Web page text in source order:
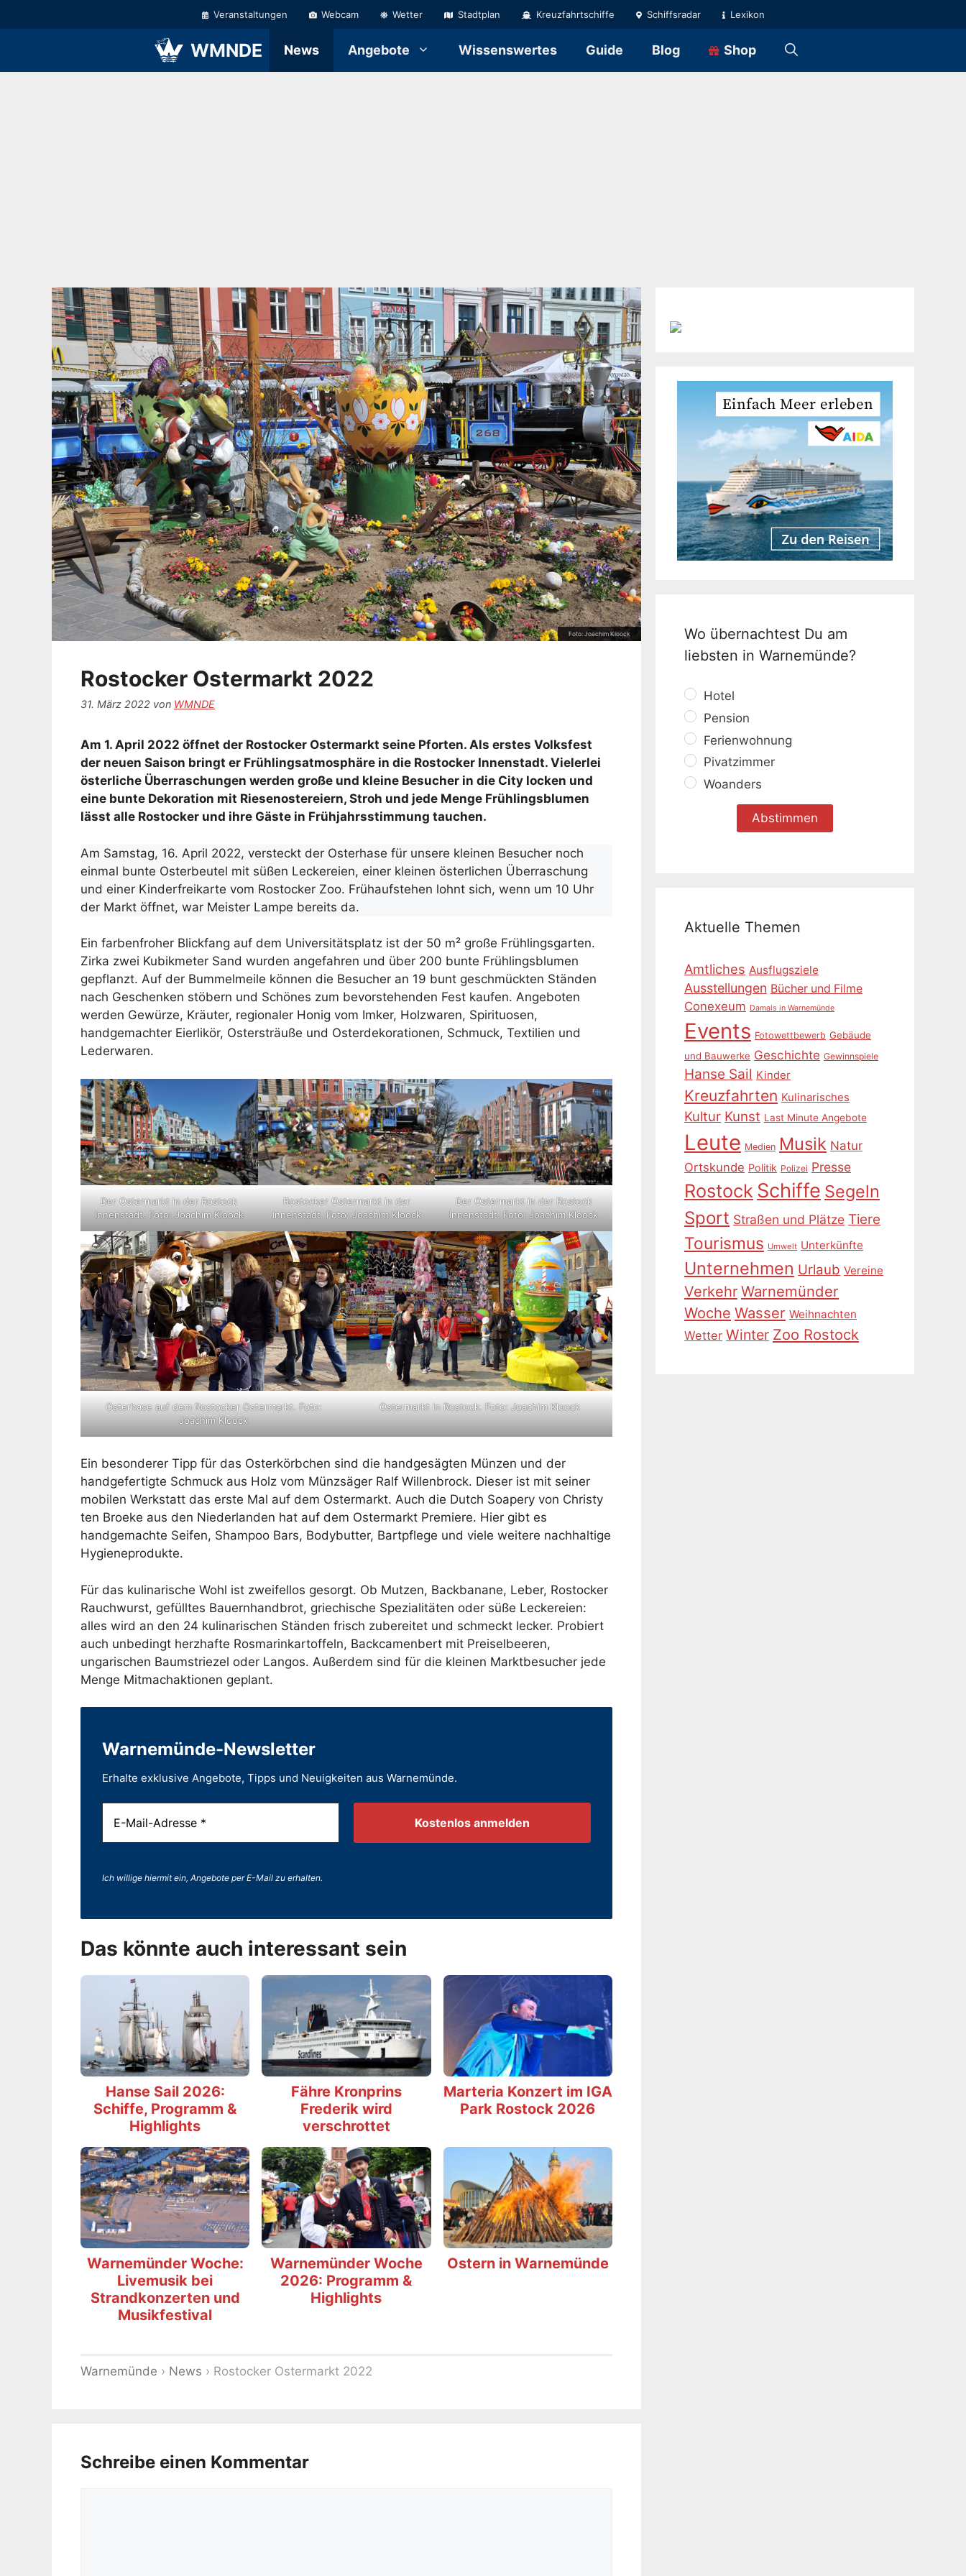
Inhalt
Veranstaltungen Webcam Wetter Stadtplan Kreuzfahrtschiffe Schiffsradar Lexikon
WMNDE News Angebote Wissenswertes Guide Blog Shop
Foto: Joachim Kloock
Rostocker Ostermarkt 2022
31. März 2022 von WMNDE
Am 1. April 2022 öffnet der Rostocker Ostermarkt seine Pforten. Als erstes Volksfest
der neuen Saison bringt er Frühlingsatmosphäre in die Rostocker Innenstadt. Vielerlei
österliche Überraschungen werden große und kleine Besucher in die City locken und
eine bunte Dekoration mit Riesenostereiern, Stroh und jede Menge Frühlingsblumen
lässt alle Rostocker und ihre Gäste in Frühjahrsstimmung tauchen.
Am Samstag, 16. April 2022, versteckt der Osterhase für unsere kleinen Besucher noch
einmal bunte Osterbeutel mit süßen Leckereien, einer kleinen österlichen Überraschung
und einer Kinderfreikarte vom Rostocker Zoo. Frühaufstehen lohnt sich, wenn um 10 Uhr
der Markt öffnet, war Meister Lampe bereits da.
Ein farbenfroher Blickfang auf dem Universitätsplatz ist der 50 m² große Frühlingsgarten.
Zirka zwei Kubikmeter Sand wurden angefahren und über 200 bunte Frühlingsblumen
gepflanzt. Auf der Bummelmeile können die Besucher an 19 bunt geschmückten Ständen
nach Geschenken stöbern und Schönes zum bevorstehenden Fest kaufen. Angeboten
werden Gewürze, Kräuter, regionaler Honig vom Imker, Holzwaren, Spirituosen,
handgemachter Eierlikör, Ostersträuße und Osterdekorationen, Schmuck, Textilien und
Lederwaren.
Der Ostermarkt in der Rostock
Innenstadt. Foto: Joachim Kloock
Rostocker Ostermarkt in der
Innenstadt. Foto: Joachim Kloock
Der Ostermarkt in der Rostock
Innenstadt. Foto: Joachim Kloock
Osterhase auf dem Rostocker Ostermarkt. Foto:
Joachim Kloock
Ostermarkt in Rostock. Foto: Joachim Kloock
Ein besonderer Tipp für das Osterkörbchen sind die handgesägten Münzen und der
handgefertigte Schmuck aus Holz vom Münzsäger Ralf Willenbrock. Dieser ist mit seiner
mobilen Werkstatt das erste Mal auf dem Ostermarkt. Auch die Dutch Soapery von Christy
ten Broeke aus den Niederlanden hat auf dem Ostermarkt Premiere. Hier gibt es
handgemachte Seifen, Shampoo Bars, Bodybutter, Bartpflege und viele weitere nachhaltige
Hygieneprodukte.
Für das kulinarische Wohl ist zweifellos gesorgt. Ob Mutzen, Backbanane, Leber, Rostocker
Rauchwurst, gefülltes Bauernhandbrot, griechische Spezialitäten oder süße Leckereien:
alles wird an den 24 kulinarischen Ständen frisch zubereitet und schmeckt lecker. Probiert
auch unbedingt herzhafte Rosmarinkartoffeln, Backcamenbert mit Preiselbeeren,
ungarischen Baumstriezel oder Langos. Außerdem sind für die kleinen Marktbesucher jede
Menge Mitmachaktionen geplant.
Warnemünde-Newsletter
Erhalte exklusive Angebote, Tipps und Neuigkeiten aus Warnemünde.
Ich willige hiermit ein, Angebote per E-Mail zu erhalten.
Das könnte auch interessant sein
Hanse Sail 2026:
Schiffe, Programm &
Highlights
Fähre Kronprins
Frederik wird
verschrottet
Marteria Konzert im IGA
Park Rostock 2026
Warnemünder Woche:
Livemusik bei
Strandkonzerten und
Musikfestival
Warnemünder Woche
2026: Programm &
Highlights
Ostern in Warnemünde
Warnemünde › News › Rostocker Ostermarkt 2022
Schreibe einen Kommentar
Wo übernachtest Du am
liebsten in Warnemünde?
Hotel
Pension
Ferienwohnung
Pivatzimmer
Woanders
Aktuelle Themen
Amtliches Ausflugsziele
Ausstellungen Bücher und Filme
Conexeum Damals in Warnemünde
Events Fotowettbewerb Gebäude
und Bauwerke Geschichte Gewinnspiele
Hanse Sail Kinder
Kreuzfahrten Kulinarisches
Kultur Kunst Last Minute Angebote
Leute Medien Musik Natur
Ortskunde Politik Polizei Presse
Rostock Schiffe Segeln
Sport Straßen und Plätze Tiere
Tourismus Umwelt Unterkünfte
Unternehmen Urlaub Vereine
Verkehr Warnemünder
Woche Wasser Weihnachten
Wetter Winter Zoo Rostock